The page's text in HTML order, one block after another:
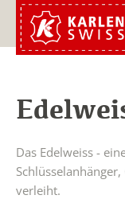
Das Edelweiss -
verleiht.